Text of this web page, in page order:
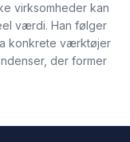
virksomheder kan
værdi. Han følger
konkrete værktøjer
der former